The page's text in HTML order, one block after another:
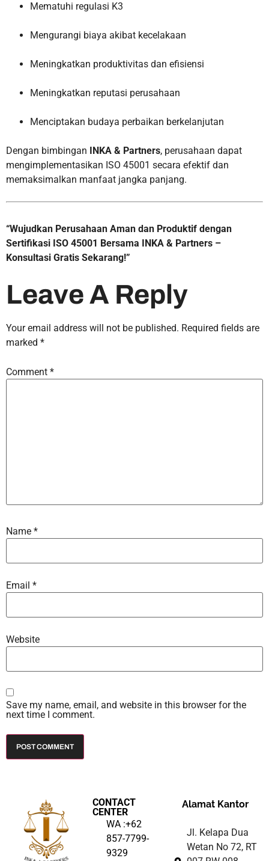
Mematuhi regulasi K3
Mengurangi biaya akibat kecelakaan
Meningkatkan produktivitas dan efisiensi
Meningkatkan reputasi perusahaan
Menciptakan budaya perbaikan berkelanjutan
Dengan bimbingan INKA & Partners, perusahaan dapat
mengimplementasikan ISO 45001 secara efektif dan
memaksimalkan manfaat jangka panjang.
“Wujudkan Perusahaan Aman dan Produktif dengan
Sertifikasi ISO 45001 Bersama INKA & Partners –
Konsultasi Gratis Sekarang!”
Leave A Reply
Your email address will not be published. Required fields are
marked *
Comment *
Name *
Email *
Website
Save my name, email, and website in this browser for the
next time I comment.
CONTACT
CENTER
WA :+62
857-7799-
9329
Alamat Kantor
Jl. Kelapa Dua
Wetan No 72, RT